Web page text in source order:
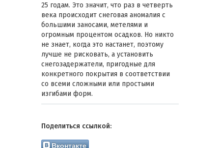
25 годам. Это значит, что раз в четверть
века происходит снеговая аномалия с
большими заносами, метелями и
огромным процентом осадков. Но никто
не знает, когда это настанет, поэтому
лучше не рисковать, а установить
снегозадержатели, пригодные для
конкретного покрытия в соответствии
со всеми сложными или простыми
изгибами форм.
Вконтакте
Поделиться ссылкой: